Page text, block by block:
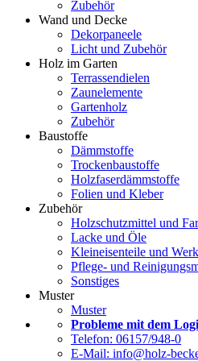
Zubehör
Wand und Decke
Dekorpaneele
Licht und Zubehör
Holz im Garten
Terrassendielen
Zaunelemente
Gartenholz
Zubehör
Baustoffe
Dämmstoffe
Trockenbaustoffe
Holzfaserdämmstoffe
Folien und Kleber
Zubehör
Holzschutzmittel und
Lacke und Öle
Kleineisenteile und
Pflege- und
Sonstiges
Muster
Muster
Probleme mit dem
Telefon: 06157/948-0
E-Mail: info@holz-